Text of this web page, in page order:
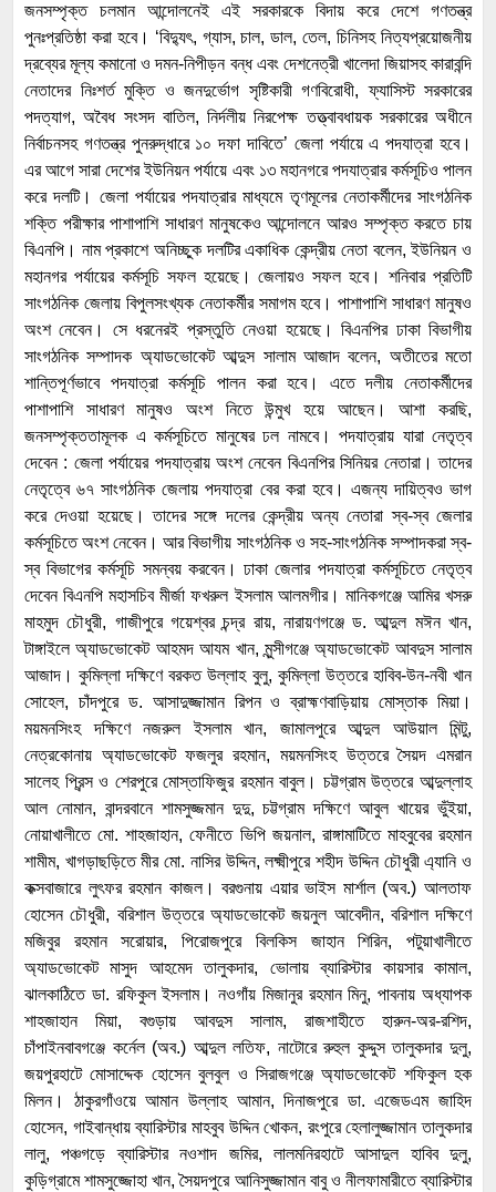
জনসম্পৃক্ত চলমান আন্দোলনেই এই সরকারকে বিদায় করে দেশে গণতন্ত্র
পুনঃপ্রতিষ্ঠা করা হবে। ‘বিদ্যুৎ, গ্যাস, চাল, ডাল, তেল, চিনিসহ নিত্যপ্রয়োজনীয়
দ্রব্যের মূল্য কমানো ও দমন-নিপীড়ন বন্ধ এবং দেশনেত্রী খালেদা জিয়াসহ কারাবন্দি
নেতাদের নিঃশর্ত মুক্তি ও জনদুর্ভোগ সৃষ্টিকারী গণবিরোধী, ফ্যাসিস্ট সরকারের
পদত্যাগ, অবৈধ সংসদ বাতিল, নির্দলীয় নিরপেক্ষ তত্ত্বাবধায়ক সরকারের অধীনে
নির্বাচনসহ গণতন্ত্র পুনরুদ্ধারে ১০ দফা দাবিতে’ জেলা পর্যায়ে এ পদযাত্রা হবে।
এর আগে সারা দেশের ইউনিয়ন পর্যায়ে এবং ১৩ মহানগরে পদযাত্রার কর্মসূচিও পালন
করে দলটি। জেলা পর্যায়ের পদযাত্রার মাধ্যমে তৃণমূলের নেতাকর্মীদের সাংগঠনিক
শক্তি পরীক্ষার পাশাপাশি সাধারণ মানুষকেও আন্দোলনে আরও সম্পৃক্ত করতে চায়
বিএনপি। নাম প্রকাশে অনিচ্ছুক দলটির একাধিক কেন্দ্রীয় নেতা বলেন, ইউনিয়ন ও
মহানগর পর্যায়ের কর্মসূচি সফল হয়েছে। জেলায়ও সফল হবে। শনিবার প্রতিটি
সাংগঠনিক জেলায় বিপুলসংখ্যক নেতাকর্মীর সমাগম হবে। পাশাপাশি সাধারণ মানুষও
অংশ নেবেন। সে ধরনেরই প্রস্তুতি নেওয়া হয়েছে। বিএনপির ঢাকা বিভাগীয়
সাংগঠনিক সম্পাদক অ্যাডভোকেট আব্দুস সালাম আজাদ বলেন, অতীতের মতো
শান্তিপূর্ণভাবে পদযাত্রা কর্মসূচি পালন করা হবে। এতে দলীয় নেতাকর্মীদের
পাশাপাশি সাধারণ মানুষও অংশ নিতে উন্মুখ হয়ে আছেন। আশা করছি,
জনসম্পৃক্ততামূলক এ কর্মসূচিতে মানুষের ঢল নামবে। পদযাত্রায় যারা নেতৃত্ব
দেবেন : জেলা পর্যায়ের পদযাত্রায় অংশ নেবেন বিএনপির সিনিয়র নেতারা। তাদের
নেতৃত্বে ৬৭ সাংগঠনিক জেলায় পদযাত্রা বের করা হবে। এজন্য দায়িত্বও ভাগ
করে দেওয়া হয়েছে। তাদের সঙ্গে দলের কেন্দ্রীয় অন্য নেতারা স্ব-স্ব জেলার
কর্মসূচিতে অংশ নেবেন। আর বিভাগীয় সাংগঠনিক ও সহ-সাংগঠনিক সম্পাদকরা স্ব-
স্ব বিভাগের কর্মসূচি সমন্বয় করবেন। ঢাকা জেলার পদযাত্রা কর্মসূচিতে নেতৃত্ব
দেবেন বিএনপি মহাসচিব মীর্জা ফখরুল ইসলাম আলমগীর। মানিকগঞ্জে আমির খসরু
মাহমুদ চৌধুরী, গাজীপুরে গয়েশ্বর চন্দ্র রায়, নারায়ণগঞ্জে ড. আব্দুল মঈন খান,
টাঙ্গাইলে অ্যাডভোকেট আহমদ আযম খান, মুন্সীগঞ্জে অ্যাডভোকেট আবদুস সালাম
আজাদ। কুমিল্লা দক্ষিণে বরকত উল্লাহ বুলু, কুমিল্লা উত্তরে হাবিব-উন-নবী খান
সোহেল, চাঁদপুরে ড. আসাদুজ্জামান রিপন ও ব্রাহ্মণবাড়িয়ায় মোস্তাক মিয়া।
ময়মনসিংহ দক্ষিণে নজরুল ইসলাম খান, জামালপুরে আব্দুল আউয়াল মিন্টু,
নেত্রকোনায় অ্যাডভোকেট ফজলুর রহমান, ময়মনসিংহ উত্তরে সৈয়দ এমরান
সালেহ প্রিন্স ও শেরপুরে মোস্তাফিজুর রহমান বাবুল। চট্টগ্রাম উত্তরে আব্দুল্লাহ
আল নোমান, বান্দরবানে শামসুজ্জমান দুদু, চট্টগ্রাম দক্ষিণে আবুল খায়ের ভুঁইয়া,
নোয়াখালীতে মো. শাহজাহান, ফেনীতে ভিপি জয়নাল, রাঙ্গামাটিতে মাহবুবের রহমান
শামীম, খাগড়াছড়িতে মীর মো. নাসির উদ্দিন, লক্ষ্মীপুরে শহীদ উদ্দিন চৌধুরী এ্যানি ও
কক্সবাজারে লুৎফর রহমান কাজল। বরগুনায় এয়ার ভাইস মার্শাল (অব.) আলতাফ
হোসেন চৌধুরী, বরিশাল উত্তরে অ্যাডভোকেট জয়নুল আবেদীন, বরিশাল দক্ষিণে
মজিবুর রহমান সরোয়ার, পিরোজপুরে বিলকিস জাহান শিরিন, পটুয়াখালীতে
অ্যাডভোকেট মাসুদ আহমেদ তালুকদার, ভোলায় ব্যারিস্টার কায়সার কামাল,
ঝালকাঠিতে ডা. রফিকুল ইসলাম। নওগাঁয় মিজানুর রহমান মিনু, পাবনায় অধ্যাপক
শাহজাহান মিয়া, বগুড়ায় আবদুস সালাম, রাজশাহীতে হারুন-অর-রশিদ,
চাঁপাইনবাবগঞ্জে কর্নেল (অব.) আব্দুল লতিফ, নাটোরে রুহুল কুদ্দুস তালুকদার দুলু,
জয়পুরহাটে মোসাদ্দেক হোসেন বুলবুল ও সিরাজগঞ্জে অ্যাডভোকেট শফিকুল হক
মিলন। ঠাকুরগাঁওয়ে আমান উল্লাহ আমান, দিনাজপুরে ডা. এজেডএম জাহিদ
হোসেন, গাইবান্ধায় ব্যারিস্টার মাহবুব উদ্দিন খোকন, রংপুরে হেলালুজ্জামান তালুকদার
লালু, পঞ্চগড়ে ব্যারিস্টার নওশাদ জমির, লালমনিরহাটে আসাদুল হাবিব দুলু,
কুড়িগ্রামে শামসুজ্জোহা খান, সৈয়দপুরে আনিসুজ্জামান বাবু ও নীলফামারীতে ব্যারিস্টার